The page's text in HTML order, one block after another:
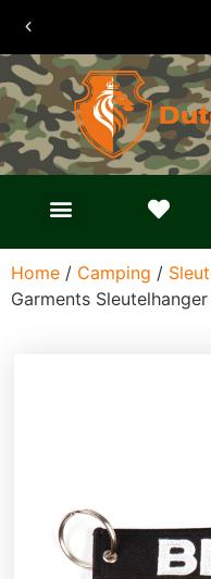
30 dagen
retouren
Home / Camping /
Garments